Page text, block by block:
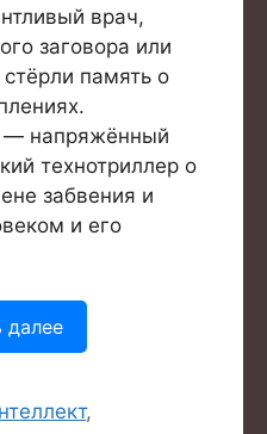
врач,
заговора или
память о
— напряжённый
технотриллер о
забвения и
и его
далее
,